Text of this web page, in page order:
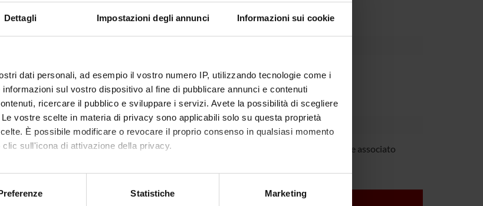
Dettagli Impostazioni degli annunci Informazioni sui cookie
dati personali, ad esempio il vostro numero IP, utilizzando tecnologie come i
sul vostro dispositivo al fine di pubblicare annunci e contenuti
ricercare il pubblico e sviluppare i servizi. Avete la possibilità di scegliere
vostre scelte in materia di privacy sono applicabili solo su questa proprietà
È possibile modificare o revocare il proprio consenso in qualsiasi momento
sull'icona di attivazione della privacy.
geografica, con un'approssimazione di qualche metro,
Statistiche Marketing
Italiana
Finanziamento: assegnato e gestito dal Dipartimento
PROGETTO
Professore ordinario Professore associato
DAL PROGETTO